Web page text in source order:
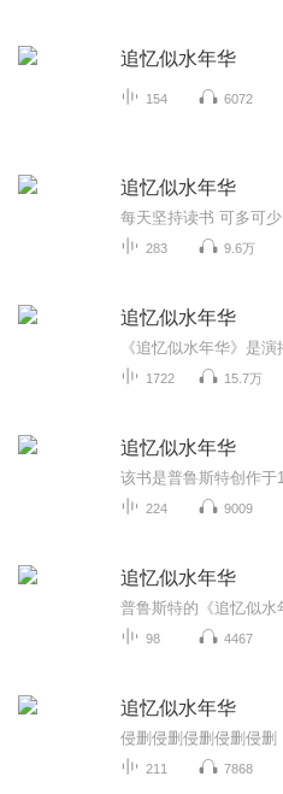
追忆似水年华
154 6072
追忆似水年华
每天坚持读书 可多可少
283 9.6万
追忆似水年华
1722 15.7万
追忆似水年华
224 9009
追忆似水年华
98 4467
追忆似水年华
侵删侵删侵删侵删侵删
211 7868